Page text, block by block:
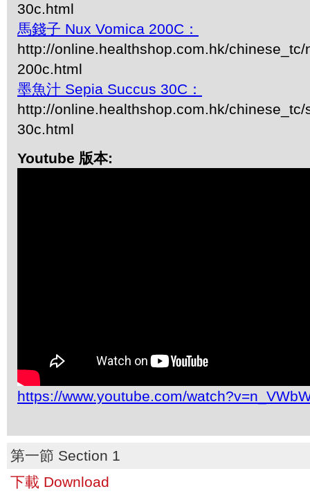
30c.html
馬錢子 Nux Vomica 200C：
http://online.healthshop.com.hk/chinese_tc/
200c.html
墨魚汁 Sepia Succus 30C：
http://online.healthshop.com.hk/
30c.html
Youtube 版本:
https://www.youtube.com/
第一節 Section 1
下載 Download